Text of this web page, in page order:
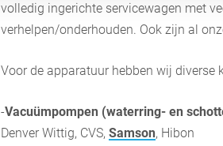
volledig ingerichte servicewagen met
verhelpen/onderhouden. Ook zijn al
Voor de apparatuur hebben wij diverse
-Vacuümpompen (waterring- en
Denver Wittig, CVS, Samson, Hibon